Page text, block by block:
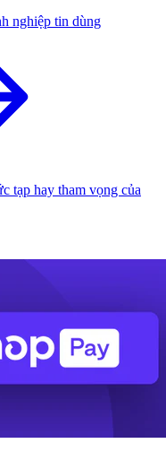
nghiệp tin dùng
tạp hay tham vọng của